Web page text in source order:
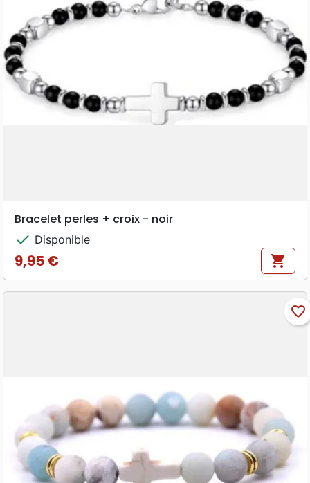
Bracelet perles + croix - noir
check Disponible
Prix
9,95 € shopping_cart
favorite_border